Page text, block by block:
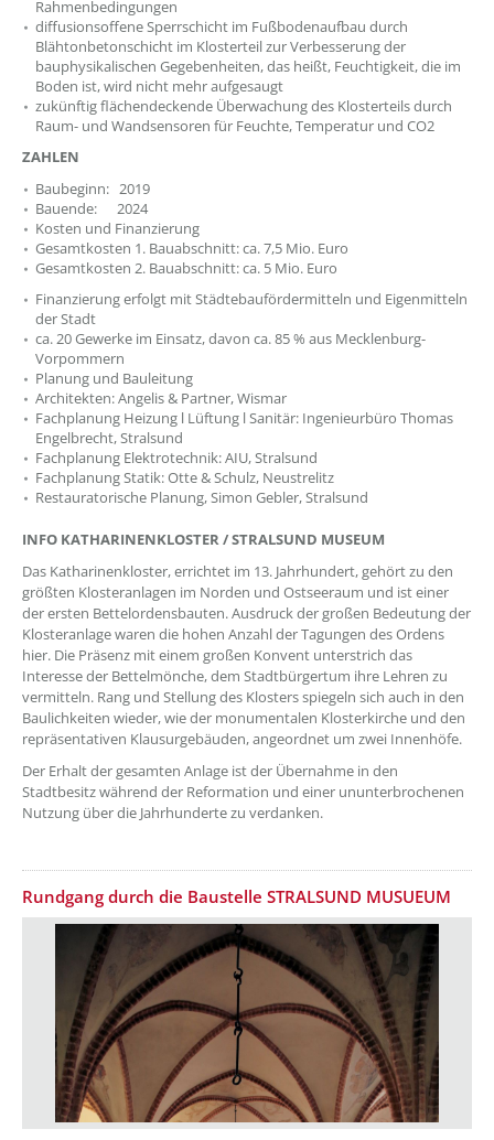
Rahmenbedingungen
diffusionsoffene Sperrschicht im Fußbodenaufbau durch
Blähtonbetonschicht im Klosterteil zur Verbesserung der
bauphysikalischen Gegebenheiten, das heißt, Feuchtigkeit, die im
Boden ist, wird nicht mehr aufgesaugt
zukünftig flächendeckende Überwachung des Klosterteils durch
Raum- und Wandsensoren für Feuchte, Temperatur und CO2
ZAHLEN
Baubeginn: 2019
Bauende: 2024
Kosten und Finanzierung
Gesamtkosten 1. Bauabschnitt: ca. 7,5 Mio. Euro
Gesamtkosten 2. Bauabschnitt: ca. 5 Mio. Euro
Finanzierung erfolgt mit Städtebaufördermitteln und Eigenmitteln
der Stadt
ca. 20 Gewerke im Einsatz, davon ca. 85 % aus Mecklenburg-
Vorpommern
Planung und Bauleitung
Architekten: Angelis & Partner, Wismar
Fachplanung Heizung l Lüftung l Sanitär: Ingenieurbüro Thomas
Engelbrecht, Stralsund
Fachplanung Elektrotechnik: AIU, Stralsund
Fachplanung Statik: Otte & Schulz, Neustrelitz
Restauratorische Planung, Simon Gebler, Stralsund
INFO KATHARINENKLOSTER / STRALSUND MUSEUM
Das Katharinenkloster, errichtet im 13. Jahrhundert, gehört zu den
größten Klosteranlagen im Norden und Ostseeraum und ist einer
der ersten Bettelordensbauten. Ausdruck der großen Bedeutung der
Klosteranlage waren die hohen Anzahl der Tagungen des Ordens
hier. Die Präsenz mit einem großen Konvent unterstrich das
Interesse der Bettelmönche, dem Stadtbürgertum ihre Lehren zu
vermitteln. Rang und Stellung des Klosters spiegeln sich auch in den
Baulichkeiten wieder, wie der monumentalen Klosterkirche und den
repräsentativen Klausurgebäuden, angeordnet um zwei Innenhöfe.
Der Erhalt der gesamten Anlage ist der Übernahme in den
Stadtbesitz während der Reformation und einer ununterbrochenen
Nutzung über die Jahrhunderte zu verdanken.
Rundgang durch die Baustelle STRALSUND MUSUEUM